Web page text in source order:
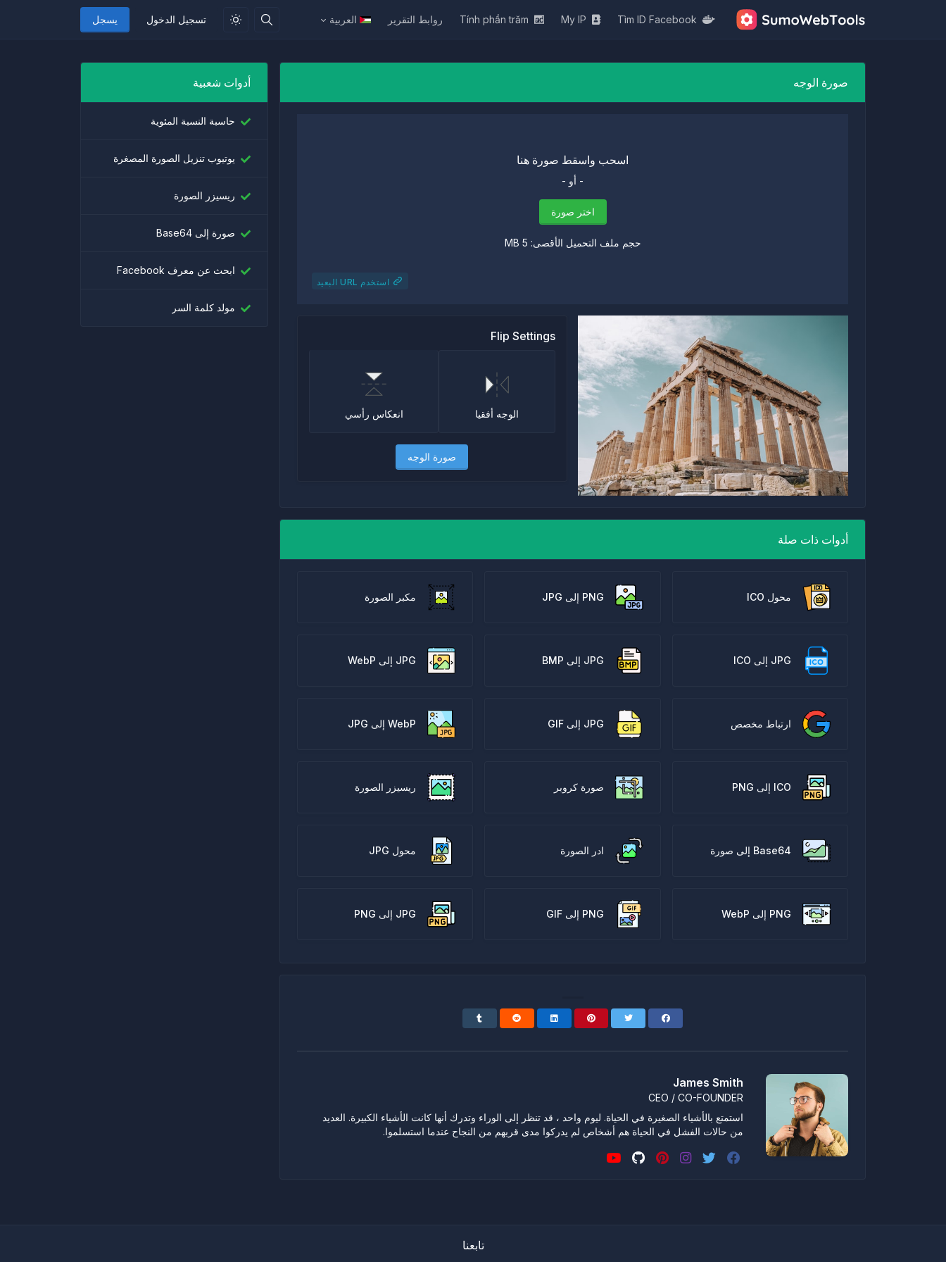
تسجيل الدخول يسجل Tìm ID Facebook
My IP
Tính phần trăm روابط التقرير العربية
صورة الوجه
اسحب واسقط صورة هنا
- أو -
اختر صورة
حجم ملف التحميل الأقصى: 5 MB
استخدم URL البعيد
Flip Settings
الوجه أفقيا انعكاس رأسي
صورة الوجه
أدوات ذات صلة
محول ICO PNG إلى JPG مكبر الصورة
JPG إلى ICO JPG إلى BMP JPG إلى WebP
ارتباط مخصص JPG إلى GIF WebP إلى JPG
ICO إلى PNG صورة كروبر ريسيزر الصورة
Base64 إلى صورة ادر الصورة محول JPG
PNG إلى WebP PNG إلى GIF JPG إلى PNG
James Smith
CEO / CO-FOUNDER
استمتع بالأشياء الصغيرة في الحياة. ليوم واحد ، قد تنظر إلى الوراء وتدرك أنها كانت الأشياء الكبيرة. العديد
من حالات الفشل في الحياة هم أشخاص لم يدركوا مدى قربهم من النجاح عندما استسلموا.
أدوات شعبية
حاسبة النسبة المئوية
يوتيوب تنزيل الصورة المصغرة
ريسيزر الصورة
صورة إلى Base64
ابحث عن معرف Facebook
مولد كلمة السر
تابعنا